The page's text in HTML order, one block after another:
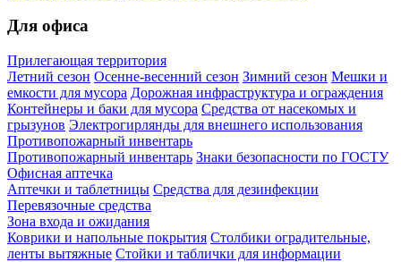
Для офиса
Прилегающая территория
Летний сезон Осенне-весенний сезон Зимний сезон Мешки и
емкости для мусора Дорожная инфраструктура и ограждения
Контейнеры и баки для мусора Средства от насекомых и
грызунов Электрогирлянды для внешнего использования
Противопожарный инвентарь
Противопожарный инвентарь Знаки безопасности по ГОСТУ
Офисная аптечка
Аптечки и таблетницы Средства для дезинфекции
Перевязочные средства
Зона входа и ожидания
Коврики и напольные покрытия Столбики оградительные,
ленты вытяжные Стойки и таблички для информации